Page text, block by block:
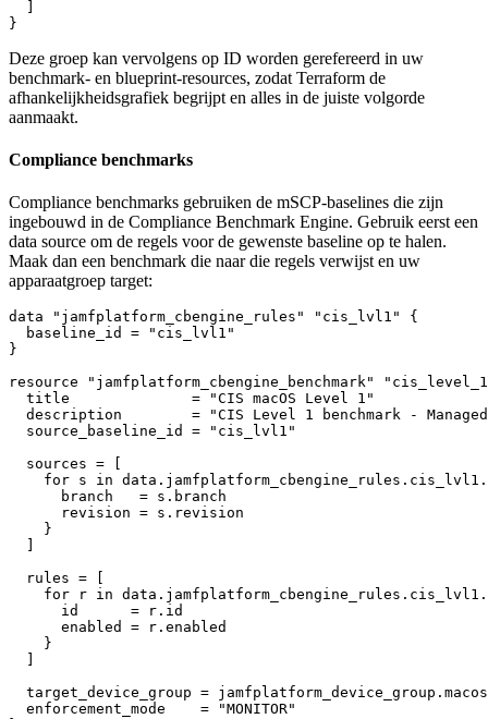
Deze groep kan vervolgens op ID worden gerefereerd in uw
benchmark- en blueprint-resources, zodat Terraform de
afhankelijkheidsgrafiek begrijpt en alles in de juiste volgorde
aanmaakt.
Compliance benchmarks
Compliance benchmarks gebruiken de mSCP-baselines die zijn
ingebouwd in de Compliance Benchmark Engine. Gebruik eerst een
data source om de regels voor de gewenste baseline op te halen.
Maak dan een benchmark die naar die regels verwijst en uw
apparaatgroep target:
data "jamfplatform_cbengine_rules" "cis_lvl1" {
  baseline_id = "cis_lvl1"
}
resource "jamfplatform_cbengine_benchmark"
  title              = "CIS macOS Level 1"
description        = "CIS Level 1 benchmark -
  source_baseline_id = "cis_lvl1"
  sources = [
for s in
      branch   = s.branch
      revision = s.revision
    }
  rules = [
for r in
      id      = r.id
      enabled = r.enabled
    }
target_device_group =
  enforcement_mode    = "MONITOR"